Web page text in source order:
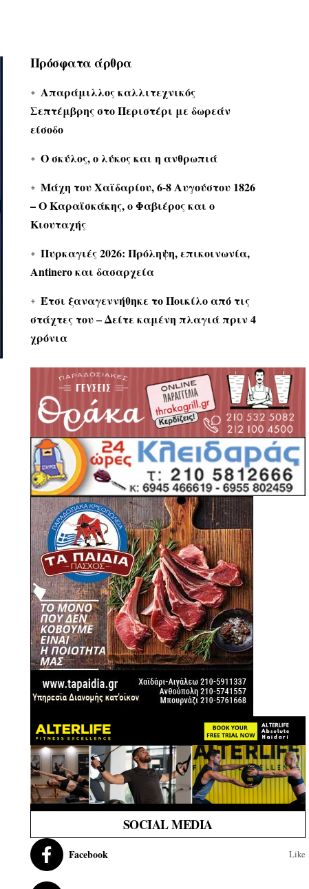
Πρόσφατα άρθρα
Απαράμιλλος καλλιτεχνικός
Σεπτέμβρης στο Περιστέρι με δωρεάν
είσοδο
Ο σκύλος, ο λύκος και η ανθρωπιά
Μάχη του Χαϊδαρίου, 6-8 Αυγούστου 1826
– Ο Καραϊσκάκης, ο Φαβιέρος και ο
Κιουταχής
Πυρκαγιές 2026: Πρόληψη, επικοινωνία,
Antinero και δασαρχεία
Έτσι ξαναγεννήθηκε το Ποικίλο από τις
στάχτες του – Δείτε καμένη πλαγιά πριν 4
χρόνια
SOCIAL MEDIA
Facebook Like